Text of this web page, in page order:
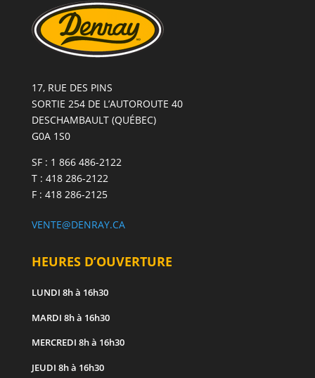
17, RUE DES PINS
SORTIE 254 DE L’AUTOROUTE 40
DESCHAMBAULT (QUÉBEC)
G0A 1S0
SF : 1 866 486-2122
T : 418 286-2122
F : 418 286-2125
VENTE@DENRAY.CA
HEURES D’OUVERTURE
LUNDI 8h à 16h30
MARDI 8h à 16h30
MERCREDI 8h à 16h30
JEUDI 8h à 16h30